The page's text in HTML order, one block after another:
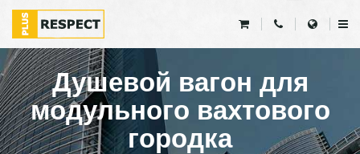
Душевой вагон для
модульного вахтового
городка